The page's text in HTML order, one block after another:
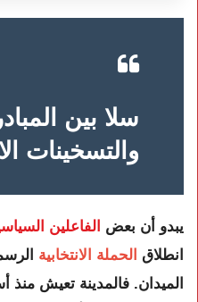
سلا بين
والتسخينات
يبدو أن بعض الفاعلين
انطلاق الحملة الانتخابية
الميدان. فالمدينة تعيش